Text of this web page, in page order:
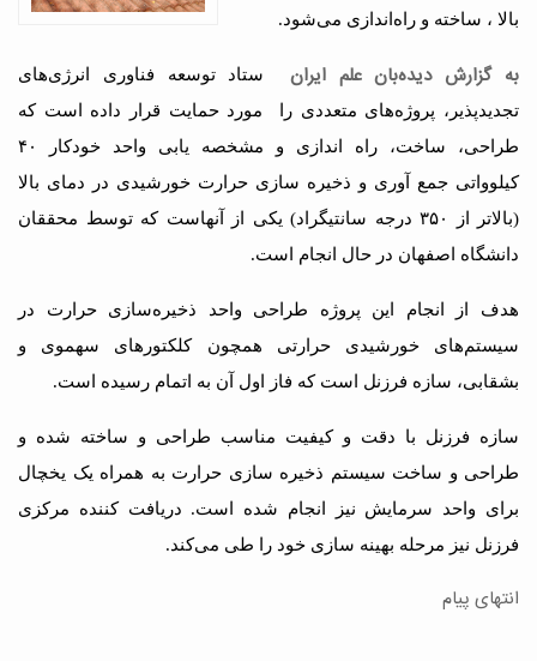
بالا ، ساخته و راه‌اندازی می‌شود.
به گزارش دیده‌بان علم ایران
ستاد توسعه فناوری انرژی‌های
تجدیدپذیر، پروژه‌های متعددی را مورد حمایت قرار داده است که
طراحی، ساخت، راه اندازی و مشخصه یابی واحد خودکار ۴۰
کیلوواتی جمع آوری و ذخیره سازی حرارت خورشیدی در دمای بالا
(بالاتر از ۳۵۰ درجه سانتیگراد) یکی از آنهاست که توسط محققان
دانشگاه اصفهان در حال انجام است.
هدف از انجام این پروژه طراحی واحد ذخیره‌سازی حرارت در
سیستم‌های خورشیدی حرارتی همچون کلکتورهای سهموی و
بشقابی، سازه فرزنل است که فاز اول آن به اتمام رسیده است.
سازه فرزنل با دقت و کیفیت مناسب طراحی و ساخته شده و
طراحی و ساخت سیستم ذخیره سازی حرارت به همراه یک یخچال
برای واحد سرمایش نیز انجام شده است. دریافت کننده مرکزی
فرزنل نیز مرحله بهینه سازی خود را طی می‌کند.
انتهای پیام